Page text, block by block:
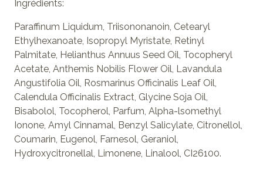
Ingrédients:
Paraffinum Liquidum, Triisononanoin, Cetearyl
Ethylhexanoate, Isopropyl Myristate, Retinyl
Palmitate, Helianthus Annuus Seed Oil, Tocopheryl
Acetate, Anthemis Nobilis Flower Oil, Lavandula
Angustifolia Oil, Rosmarinus Officinalis Leaf Oil,
Calendula Officinalis Extract, Glycine Soja Oil,
Bisabolol, Tocopherol, Parfum, Alpha-lsomethyl
Ionone, Amyl Cinnamal, Benzyl Salicylate, Citronellol,
Coumarin, Eugenol, Farnesol, Geraniol,
Hydroxycitronellal, Limonene, Linalool, CI26100.